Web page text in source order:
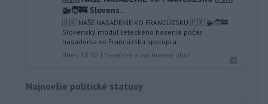
🚁🧑‍🚒 Slovens...
🇸🇰 NAŠE NASADENIE VO FRANCÚZSKU 🇫🇷 🚁🧑‍🚒
Slovenský modul leteckého hasenia počas
nasadenia vo Francúzsku spolupra...
dnes 18:02 | Hasičský a záchranný zbor
Najnovšie politické statusy